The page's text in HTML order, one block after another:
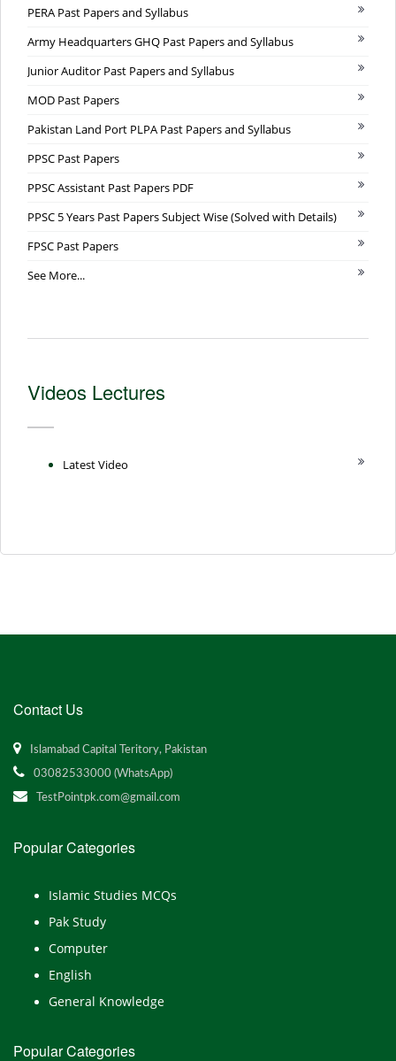
PERA Past Papers and Syllabus
Army Headquarters GHQ Past Papers and Syllabus
Junior Auditor Past Papers and Syllabus
MOD Past Papers
Pakistan Land Port PLPA Past Papers and Syllabus
PPSC Past Papers
PPSC Assistant Past Papers PDF
PPSC 5 Years Past Papers Subject Wise (Solved with Details)
FPSC Past Papers
See More...
Videos Lectures
Latest Video
Contact Us
Islamabad Capital Teritory, Pakistan
03082533000 (WhatsApp)
TestPointpk.com@gmail.com
Popular Categories
Islamic Studies MCQs
Pak Study
Computer
English
General Knowledge
Popular Categories